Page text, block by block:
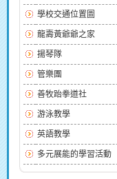
學校交通位置圖
龍壽黃爺爺之家
揚琴隊
管樂團
善牧跆拳道社
游泳教學
英語教學
多元展能的學習活動